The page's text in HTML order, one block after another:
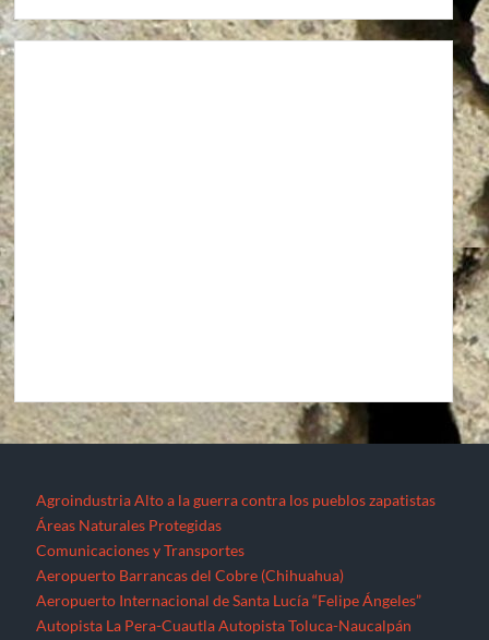
Agroindustria Alto a la guerra contra los pueblos zapatistas
Áreas Naturales Protegidas
Comunicaciones y Transportes
Aeropuerto Barrancas del Cobre (Chihuahua)
Aeropuerto Internacional de Santa Lucía “Felipe Ángeles”
Autopista La Pera-Cuautla Autopista Toluca-Naucalpán